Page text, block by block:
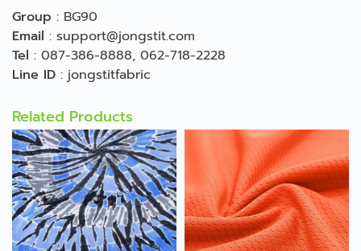
Group : BG90
Email : support@jongstit.com
Tel : 087-386-8888, 062-718-2228
Line ID : jongstitfabric
Related Products